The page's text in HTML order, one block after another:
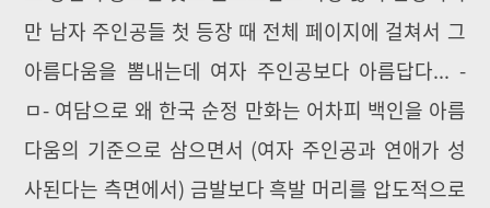
만 남자 주인공들 첫 등장 때 전체 페이지에 걸쳐서 그
아름다움을 뽐내는데 여자 주인공보다 아름답다... -
ㅁ- 여담으로 왜 한국 순정 만화는 어차피 백인을 아름
다움의 기준으로 삼으면서 (여자 주인공과 연애가 성
사된다는 측면에서) 금발보다 흑발 머리를 압도적으로